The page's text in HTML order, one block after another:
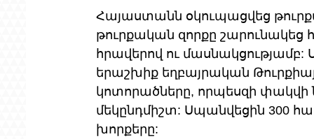
Հայաստանն օկուպացվեց
թուրքական զորքը շարունակեց
հրավերով ու
երաշխիք եղբայրական
կոտորածները, որպեսզի
մեկընդմիշտ: Սպանվեցին 300
խորքերը: